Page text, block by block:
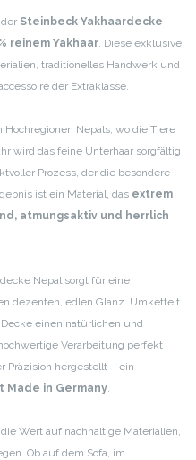
Steinbeck Yakhaardecke
reinem Yakhaar . Diese exklusive
traditionelles Handwerk und
der Extraklasse.
Hochregionen Nepals, wo die Tiere
wird das feine Unterhaar sorgfältig
Prozess, der die besondere
ist ein Material, das extrem
atmungsaktiv und herrlich
Nepal sorgt für eine
dezenten, edlen Glanz. Umkettelt
Decke einen natürlichen und
Verarbeitung perfekt
Präzision hergestellt – ein
Made in Germany
Wert auf nachhaltige Materialien,
Ob auf dem Sofa, im